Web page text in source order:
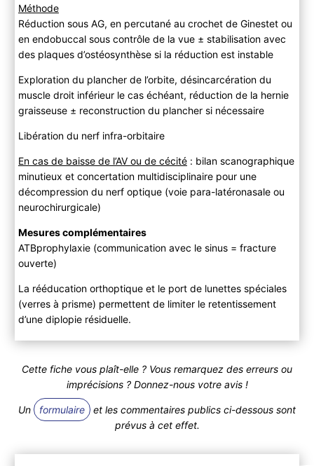
Méthode
Réduction sous AG, en percutané au crochet de Ginestet ou
en endobuccal sous contrôle de la vue ± stabilisation avec
des plaques d’ostéosynthèse si la réduction est instable
Exploration du plancher de l’orbite, désincarcération du
muscle droit inférieur le cas échéant, réduction de la hernie
graisseuse ± reconstruction du plancher si nécessaire
Libération du nerf infra-orbitaire
En cas de baisse de l’AV ou de cécité: bilan scanographique
minutieux et concertation multidisciplinaire pour une
décompression du nerf optique (voie para-latéronasale ou
neurochirurgicale)
Mesures complémentaires
ATBprophylaxie (communication avec le sinus = fracture
ouverte)
La rééducation orthoptique et le port de lunettes spéciales
(verres à prisme) permettent de limiter le retentissement
d’une diplopie résiduelle.
Cette fiche vous plaît-elle ? Vous remarquez des erreurs ou
imprécisions ? Donnez-nous votre avis !
Un formulaire
et les commentaires publics ci-dessous sont
prévus à cet effet.